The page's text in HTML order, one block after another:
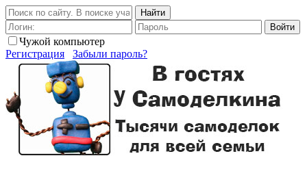
Найти
Войти
Чужой компьютер
Регистрация
Забыли пароль?